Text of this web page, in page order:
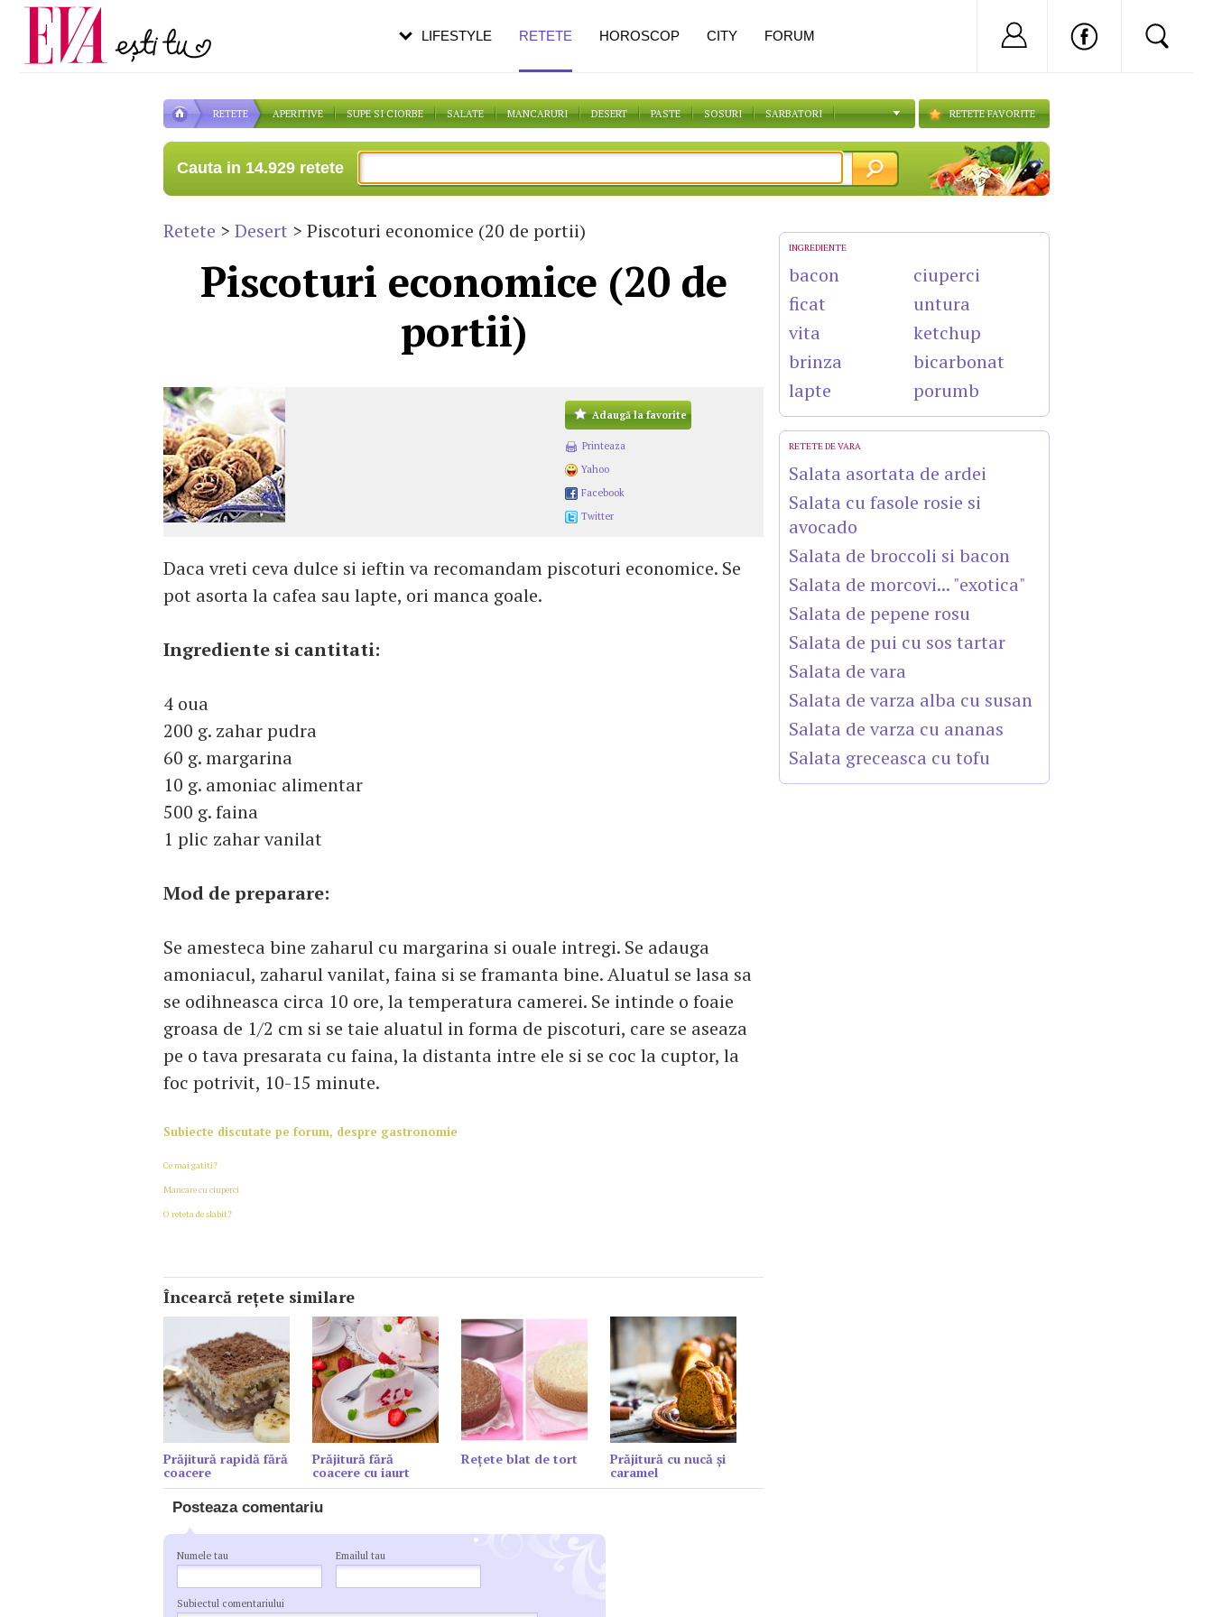
RETETE APERITIVE SUPE SI CIORBE SALATE MANCARURI DESERT PASTE SOSURI SARBATORI RETETE FAVORITE
Cauta in 14.929 retete
Retete > Desert > Piscoturi economice (20 de portii)
Piscoturi economice (20 de
portii)
Adaugă la favorite
Printeaza
Yahoo
Facebook
Twitter
Daca vreti ceva dulce si ieftin va recomandam piscoturi economice. Se
pot asorta la cafea sau lapte, ori manca goale.
Ingrediente si cantitati:
4 oua
200 g. zahar pudra
60 g. margarina
10 g. amoniac alimentar
500 g. faina
1 plic zahar vanilat
Mod de preparare:
Se amesteca bine zaharul cu margarina si ouale intregi. Se adauga
amoniacul, zaharul vanilat, faina si se framanta bine. Aluatul se lasa sa
se odihneasca circa 10 ore, la temperatura camerei. Se intinde o foaie
groasa de 1/2 cm si se taie aluatul in forma de piscoturi, care se aseaza
pe o tava presarata cu faina, la distanta intre ele si se coc la cuptor, la
foc potrivit, 10-15 minute.
Subiecte discutate pe forum, despre gastronomie
Ce mai gatiti?
Mancare cu ciuperci
O reteta de slabit?
Încearcă reţete similare
Prăjitură rapidă fără
coacere
Prăjitură fără
coacere cu iaurt
Reţete blat de tort Prăjitură cu nucă și
caramel
Posteaza comentariu
Numele tau Emailul tau
Subiectul comentariului
INGREDIENTE
bacon
ficat
vita
brinza
lapte
ciuperci
untura
ketchup
bicarbonat
porumb
RETETE DE VARA
Salata asortata de ardei
Salata cu fasole rosie si
avocado
Salata de broccoli si bacon
Salata de morcovi... "exotica"
Salata de pepene rosu
Salata de pui cu sos tartar
Salata de vara
Salata de varza alba cu susan
Salata de varza cu ananas
Salata greceasca cu tofu
LIFESTYLE RETETE HOROSCOP CITY FORUM Nu ai cont?
Carieră
Actualitate